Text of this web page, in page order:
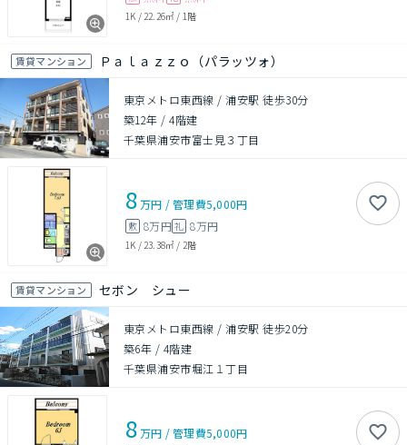
1K / 22.26㎡ / 1階
賃貸マンション Ｐａｌａｚｚｏ（パラッツォ）
東京メトロ東西線 / 浦安駅 徒歩30分
築12年 /4階建
千葉県浦安市富士見３丁目
8万円 /管理費5,000円
敷 8万円礼 8万円
1K / 23.38㎡ / 2階
賃貸マンション セボン シュー
東京メトロ東西線 / 浦安駅 徒歩20分
築6年 / 4階建
千葉県浦安市堀江１丁目
8万円 /管理費5,000円